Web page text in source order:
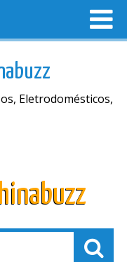
Eletrodomésticos,